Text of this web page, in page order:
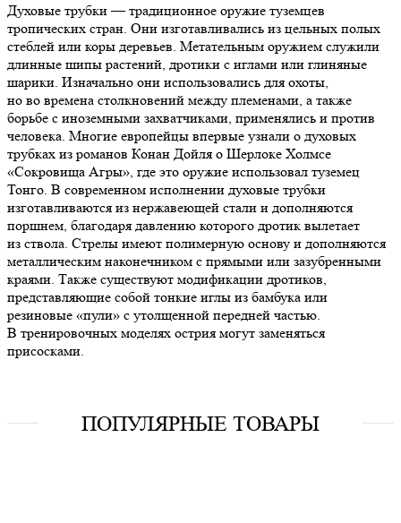
Духовые трубки — традиционное оружие туземцев
тропических стран. Они изготавливались из цельных полых
стеблей или коры деревьев. Метательным оружием служили
длинные шипы растений, дротики с иглами или глиняные
шарики. Изначально они использовались для охоты,
но во времена столкновений между племенами, а также
борьбе с иноземными захватчиками, применялись и против
человека. Многие европейцы впервые узнали о духовых
трубках из романов Конан Дойля о Шерлоке Холмсе
«Сокровища Агры», где это оружие использовал туземец
Тонго. В современном исполнении духовые трубки
изготавливаются из нержавеющей стали и дополняются
поршнем, благодаря давлению которого дротик вылетает
из ствола. Стрелы имеют полимерную основу и дополняются
металлическим наконечником с прямыми или зазубренными
краями. Также существуют модификации дротиков,
представляющие собой тонкие иглы из бамбука или
резиновые «пули» с утолщенной передней частью.
В тренировочных моделях острия могут заменяться
присосками.
ПОПУЛЯРНЫЕ ТОВАРЫ